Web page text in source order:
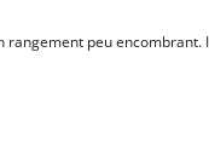
rangement peu encombrant.